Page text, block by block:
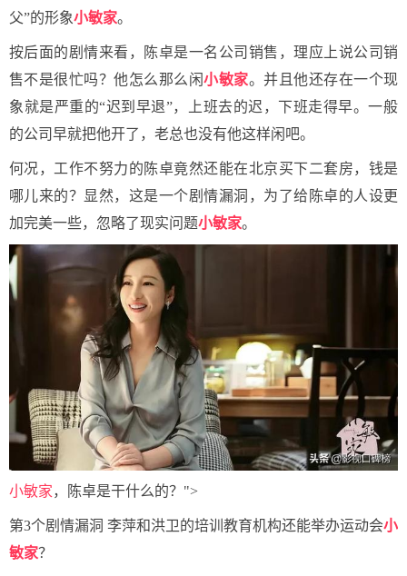
父”的形象小敏家。
按后面的剧情来看，陈卓是一名公司销售，理应上说公司销
售不是很忙吗？他怎么那么闲小敏家。并且他还存在一个现
象就是严重的“迟到早退”，上班去的迟，下班走得早。一般
的公司早就把他开了，老总也没有他这样闲吧。
何况，工作不努力的陈卓竟然还能在北京买下二套房，钱是
哪儿来的？显然，这是一个剧情漏洞，为了给陈卓的人设更
加完美一些，忽略了现实问题小敏家。
小敏家，陈卓是干什么的？">
第3个剧情漏洞 李萍和洪卫的培训教育机构还能举办运动会小
敏家？